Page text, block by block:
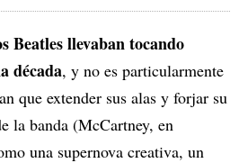
Beatles llevaban tocando
década, y no es particularmente
que extender sus alas y forjar su
la banda (McCartney, en
una supernova creativa, un